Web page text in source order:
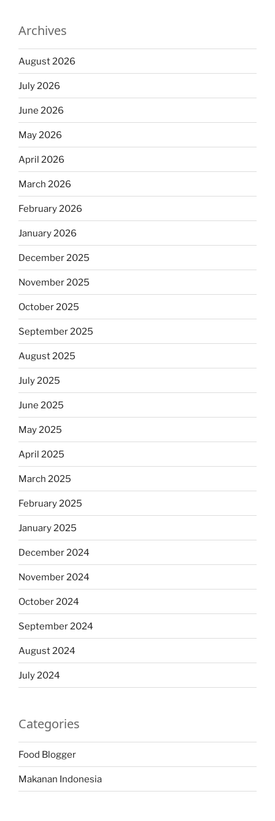
Archives
August 2026
July 2026
June 2026
May 2026
April 2026
March 2026
February 2026
January 2026
December 2025
November 2025
October 2025
September 2025
August 2025
July 2025
June 2025
May 2025
April 2025
March 2025
February 2025
January 2025
December 2024
November 2024
October 2024
September 2024
August 2024
July 2024
Categories
Food Blogger
Makanan Indonesia